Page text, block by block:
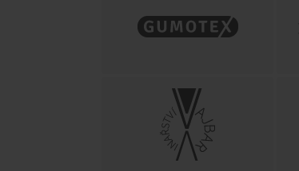
TRANSROLL - CZ, a.s.